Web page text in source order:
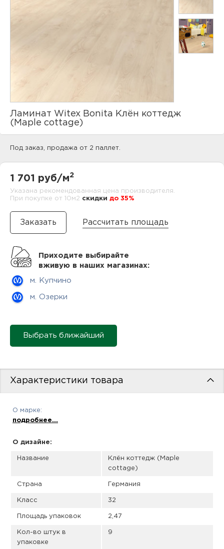
Ламинат Witex Bonita Клён коттедж
(Maple cottage)
Под заказ, продажа от 2 паллет.
1 701 руб/м2
Указана рекомендованная цена производителя.
При покупке от 10м2 cкидки до 35%
Рассчитать площадь
Приходите выбирайте
вживую в наших магазинах:
м. Купчино
м. Озерки
Выбрать ближайший
Характеристики товара
О марке:
подробнее...
О дизайне:
Название
Клён коттедж (Maple
cottage)
Страна Германия
Класс 32
Площадь упаковок 2,47
Кол-во штук в
упаковке
9